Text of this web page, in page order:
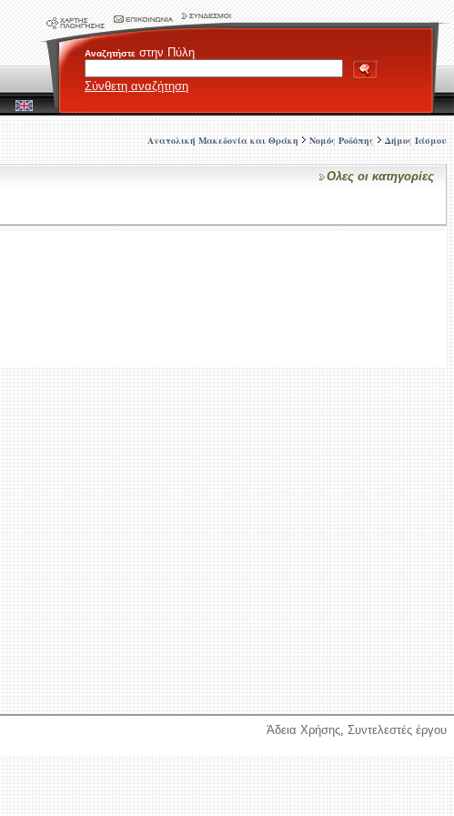
Αναζητήστε στην Πύλη
Σύνθετη αναζήτηση
Ανατολική Μακεδονία και Θράκη Νομός Ροδόπης Δήμος Ιάσμου
Ολες οι κατηγορίες
Άδεια Χρήσης, Συντελεστές έργου